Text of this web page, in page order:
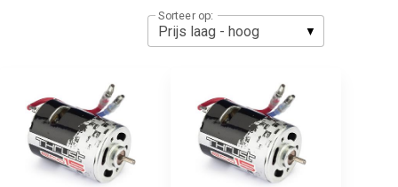
Sorteer op: